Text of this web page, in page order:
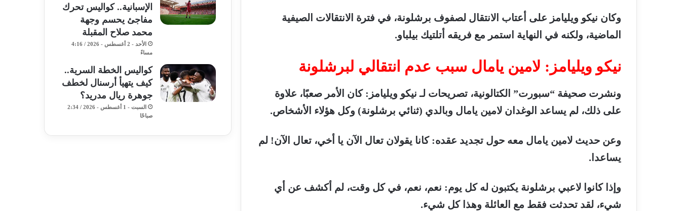
وكان نيكو ويليامز على أعتاب الانتقال لصفوف برشلونة، في فترة الانتقالات الصيفية
الماضية، ولكنه في النهاية استمر مع فريقه أتلتيك بيلباو.
نيكو ويليامز : لامين يامال سبب عدم انتقالي لبرشلونة
ونشرت صحيفة “سبورت” الكتالونية، تصريحات لـ نيكو ويليامز :كان الأمر صعبًا، علاوة
على ذلك، لم يساعد الوغدان لامين يامال وبالدي (ثنائي برشلونة) وكل هؤلاء الأشخاص.
وعن حديث لامين يامال معه حول تجديد عقده:كانا يقولان تعال الآن يا أخي، تعال الآن! لم
يساعدا .
وإذا كانوا لاعبي برشلونة يكتبون له كل يوم: نعم، نعم، في كل وقت، لم أكشف عن أي
شيء، لقد تحدثت فقط مع العائلة وهذا كل شيء.
الإسبانية.. كواليس تحرك
مفاجئ يحسم وجهة
محمد صلاح المقبلة
الأحد - 2 أغسطس - 2026 / 4:16
مساءً
كواليس الخطة السرية..
كيف يتهيأ أرسنال لخطف
جوهرة ريال مدريد؟
السبت - 1 أغسطس - 2026 / 2:34
صباحًا